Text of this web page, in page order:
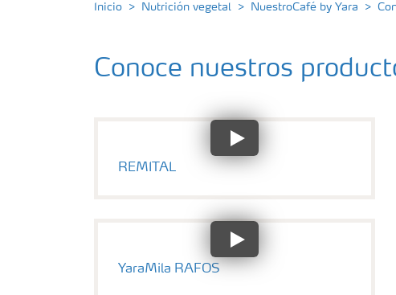
Cultivos
Inicio Nutrición vegetal NuestroCafé by Yara
Conoce nuestros
REMITAL
YaraMila RAFOS